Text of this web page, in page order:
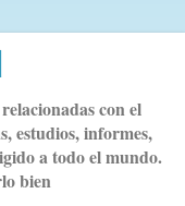
con el
estudios, informes,
a todo el mundo.
bien